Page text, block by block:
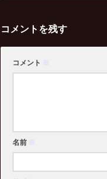
コメントを残す
コメント ※
名前 ※